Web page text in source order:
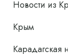
Новости из
Крым
Карадагская